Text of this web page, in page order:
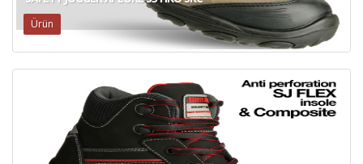
Ürün